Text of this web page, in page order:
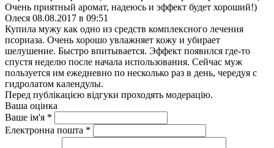
Очень приятный аромат, надеюсь и эффект будет хороший!)
Олеся 08.08.2017 в 09:51
Купила мужу как одно из средств комплексного лечения
псориаза. Очень хорошо увлажняет кожу и убирает
шелушение. Быстро впитывается. Эффект появился где-то
спустя неделю после начала использования. Сейчас муж
пользуется им ежедневно по несколько раз в день, чередуя с
гидролатом календулы.
Перед публікацією відгуки проходять модерацію.
Ваша оцінка
Ваше ім'я *
Електронна пошта *